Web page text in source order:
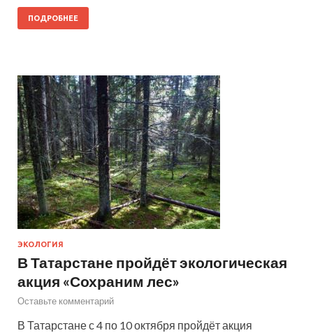
ПОДРОБНЕЕ
ЭКОЛОГИЯ
В Татарстане пройдёт экологическая
акция «Сохраним лес»
Оставьте комментарий
В Татарстане с 4 по 10 октября пройдёт акция